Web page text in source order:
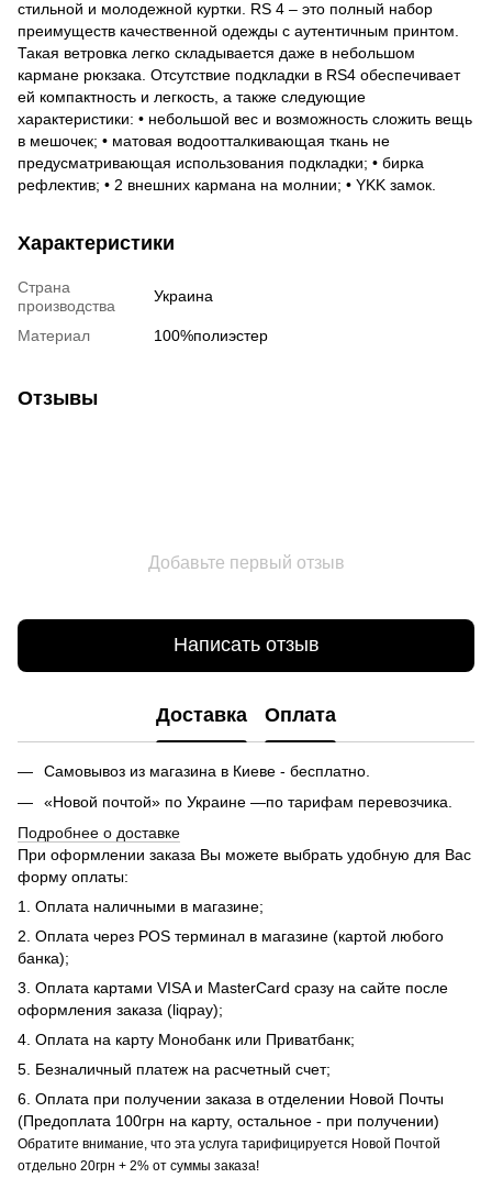
стильной и молодежной куртки. RS 4 – это полный набор
преимуществ качественной одежды с аутентичным принтом.
Такая ветровка легко складывается даже в небольшом
кармане рюкзака. Отсутствие подкладки в RS4 обеспечивает
ей компактность и легкость, а также следующие
характеристики: • небольшой вес и возможность сложить вещь
в мешочек; • матовая водоотталкивающая ткань не
предусматривающая использования подкладки; • бирка
рефлектив; • 2 внешних кармана на молнии; • YKK замок.
Характеристики
Страна
производства
Украина
Материал 100%полиэстер
Отзывы
Добавьте первый отзыв
Написать отзыв
Доставка Оплата
Самовывоз из магазина в Киеве - бесплатно.
«Новой почтой» по Украине —по тарифам перевозчика.
Подробнее о доставке
При оформлении заказа Вы можете выбрать удобную для Вас
форму оплаты:
1. Оплата наличными в магазине;
2. Оплата через POS терминал в магазине (картой любого
банка);
3. Оплата картами VISA и MasterCard сразу на сайте после
оформления заказа (liqpay);
4. Оплата на карту Монобанк или Приватбанк;
5. Безналичный платеж на расчетный счет;
6. Оплата при получении заказа в отделении Новой Почты
(Предоплата 100грн на карту, остальное - при получении)
Обратите внимание, что эта услуга тарифицируется Новой Почтой
отдельно 20грн + 2% от суммы заказа!